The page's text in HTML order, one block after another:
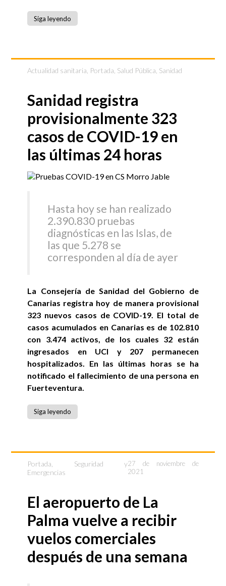
Siga leyendo
Actualidad sanitaria Portada Salud Pública Sanidad
Sanidad registra
provisionalmente 323
casos de COVID-19 en
las últimas 24 horas
Hasta hoy se han realizado
2.390.830 pruebas
diagnósticas en las Islas, de
las que 5.278 se
corresponden al día de ayer
La Consejería de Sanidad del Gobierno de
Canarias registra hoy de manera provisional
323 nuevos casos de COVID-19. El total de
casos acumulados en Canarias es de 102.810
con 3.474 activos, de los cuales 32 están
ingresados en UCI y 207 permanecen
hospitalizados. En las últimas horas se ha
notificado el fallecimiento de una persona en
Fuerteventura.
Siga leyendo
Portada
Seguridad y
Emergencias
27 de noviembre de
2021
El aeropuerto de La
Palma vuelve a recibir
vuelos comerciales
después de una semana